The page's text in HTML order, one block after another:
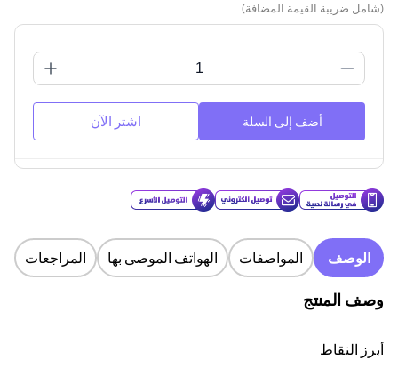
(شامل ضريبة القيمة المضافة)
أضف إلى السلة اشتر الآن
الوصف المواصفات الهواتف الموصى بها المراجعات
وصف المنتج
أبرز النقاط